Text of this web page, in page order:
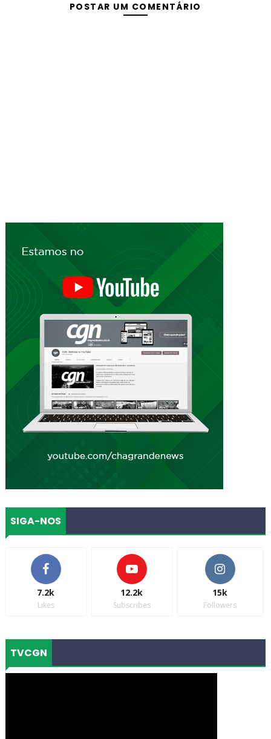
POSTAR UM COMENTÁRIO
SIGA-NOS
7.2k
Likes
12.2k
Subscribes
15k
Followers
TVCGN